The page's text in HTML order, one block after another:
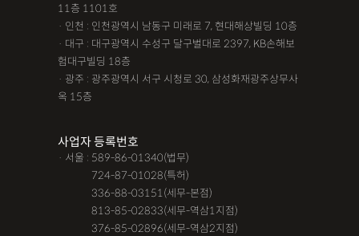
11층 1101호
· 인천 : 인천광역시 남동구 미래로 7, 현대해상빌딩 10층
· 대구 : 대구광역시 수성구 달구벌대로 2397, KB손해보
험대구빌딩 18층
· 광주 : 광주광역시 서구 시청로 30, 삼성화재광주상무사
옥 15층
사업자 등록번호
· 서울 : 589-86-01340(법무)
724-87-01028(특허)
336-88-03151(세무-본점)
813-85-02833(세무-역삼1지점)
376-85-02896(세무-역삼2지점)